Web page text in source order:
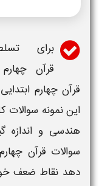
برای
قرآن
قرآن چهارم
ایننمونه سوالات
هندسی و
سوالات قرآن
دهد نقاط ضعف